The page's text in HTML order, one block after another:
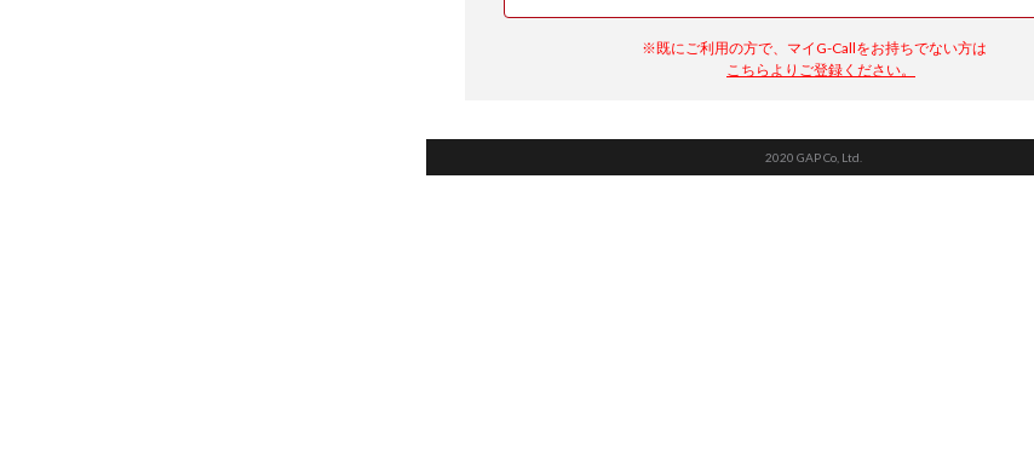
※既にご利用の方で、マイG-Callをお持ちでない方は
こちらよりご登録ください。
2020 GAP Co, Ltd.